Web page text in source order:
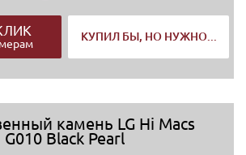
КУПИЛ БЫ, НО НУЖНО...
камень LG Hi Macs
G010 Black Pearl